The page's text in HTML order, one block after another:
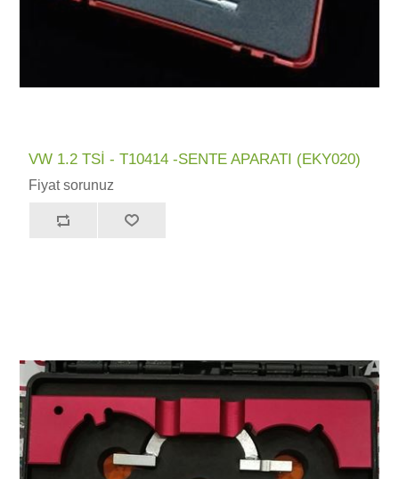
VW 1.2 TSİ - T10414 -SENTE APARATI (EKY020)
Fiyat sorunuz